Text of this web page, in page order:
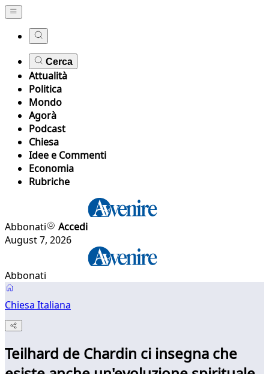
Cerca
Attualità
Politica
Mondo
Agorà
Podcast
Chiesa
Idee e Commenti
Economia
Rubriche
Abbonati
Accedi
August 7, 2026
Abbonati
Chiesa Italiana
Teilhard de Chardin ci insegna che